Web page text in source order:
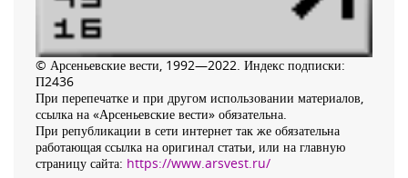
© Арсеньевские вести, 1992—2022. Индекс подписки:
П2436
При перепечатке и при другом использовании материалов,
ссылка на «Арсеньевские вести» обязательна.
При републикации в сети интернет так же обязательна
работающая ссылка на оригинал статьи, или на главную
страницу сайта: https://www.arsvest.ru/